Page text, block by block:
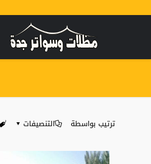
ترتيب بواسطة التنصيفات